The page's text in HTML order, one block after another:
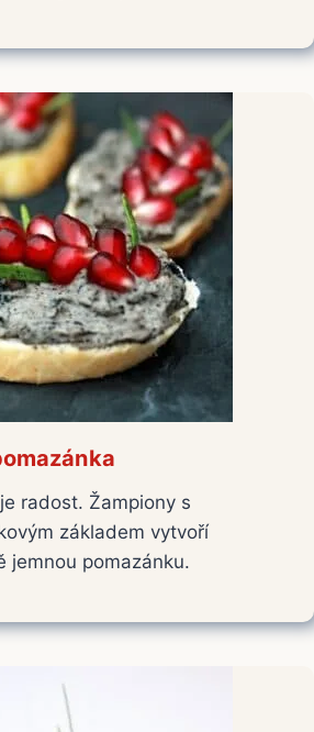
radost. Žampiony s
základem vytvoří
jemnou pomazánku.